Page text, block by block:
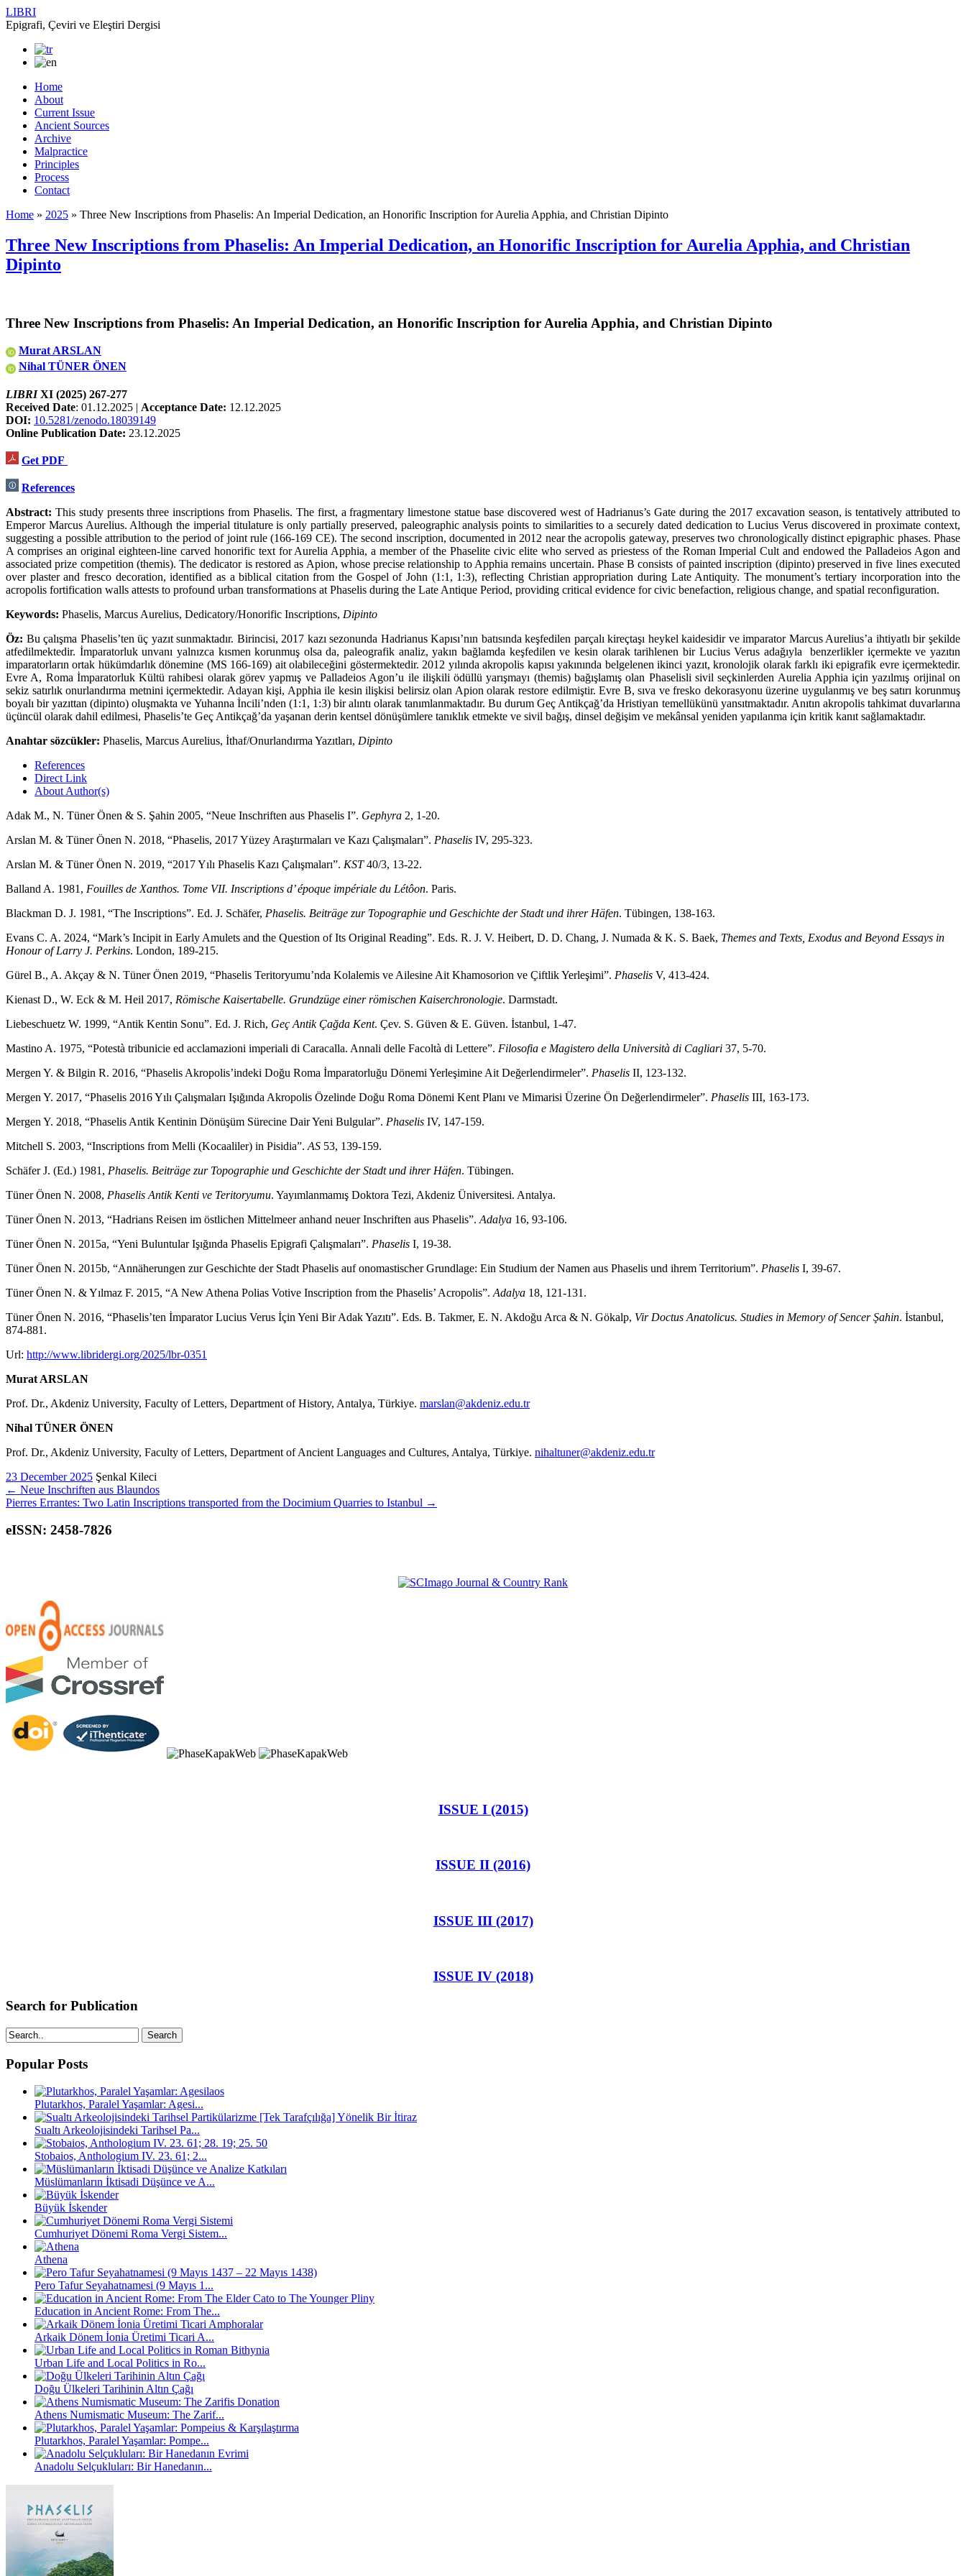
LIBRI
Epigrafi, Çeviri ve Eleştiri Dergisi
Home
About
Current Issue
Ancient Sources
Archive
Malpractice
Principles
Process
Contact
Home » 2025 » Three New Inscriptions from Phaselis: An Imperial Dedication, an Honorific Inscription for Aurelia Apphia, and Christian Dipinto
Three New Inscriptions from Phaselis: An Imperial Dedication, an Honorific Inscription for Aurelia Apphia, and Christian
Dipinto
Three New Inscriptions from Phaselis: An Imperial Dedication, an Honorific Inscription for Aurelia Apphia, and Christian Dipinto
Murat ARSLAN
Nihal TÜNER ÖNEN
LIBRIXI (2025) 267-277
Received Date: 01.12.2025 | Acceptance Date: 12.12.2025
DOI: 10.5281/zenodo.18039149
Online Publication Date: 23.12.2025
Get PDF
References
Abstract: This study presents three inscriptions from Phaselis. The first, a fragmentary limestone statue base discovered west of Hadrianus’s Gate during the 2017 excavation season, is tentatively attributed to
Emperor Marcus Aurelius. Although the imperial titulature is only partially preserved, paleographic analysis points to similarities to a securely dated dedication to Lucius Verus discovered in proximate context,
suggesting a possible attribution to the period of joint rule (166-169 CE). The second inscription, documented in 2012 near the acropolis gateway, preserves two chronologically distinct epigraphic phases. Phase
A comprises an original eighteen-line carved honorific text for Aurelia Apphia, a member of the Phaselite civic elite who served as priestess of the Roman Imperial Cult and endowed the Palladeios Agon and
associated prize competition (themis). The dedicator is restored as Apion, whose precise relation­ship to Apphia remains uncertain. Phase B consists of painted inscription (dipinto) preserved in five lines executed
over plaster and fresco decoration, identified as a biblical citation from the Gospel of John (1:1, 1:3), reflecting Christian appropriation during Late Antiquity. The monument’s tertiary incorporation into the
acropolis fortification walls attests to profound urban transformations at Phaselis during the Late Antique Period, providing critical evidence for civic benefaction, religious change, and spatial reconfiguration.
Keywords: Phaselis, Marcus Aurelius, Dedicatory/Honorific Inscriptions, Dipinto
Öz: Bu çalışma Phaselis’ten üç yazıt sunmaktadır. Birincisi, 2017 kazı sezonunda Hadrianus Kapısı’nın ba­tısında keşfedilen parçalı kireçtaşı heykel kaidesidir ve imparator Marcus Aurelius’a ihtiyatlı bir şekilde
atfe­dilmektedir. İmparatorluk unvanı yalnızca kısmen korunmuş olsa da, paleografik analiz, yakın bağlamda keşfedilen ve kesin olarak tarihlenen bir Lucius Verus adağıyla benzerlikler içermekte ve yazıtın
impara­torların ortak hükümdarlık dönemine (MS 166-169) ait olabileceğini göstermektedir. 2012 yılında akro­polis kapısı yakınında belgelenen ikinci yazıt, kronolojik olarak farklı iki epigrafik evre içermektedir.
Evre A, Roma İmparatorluk Kültü rahibesi olarak görev yapmış ve Palladeios Agon’u ile ilişkili ödüllü yarışmayı (themis) bağışlamış olan Phaselisli sivil seçkinlerden Aurelia Apphia için yazılmış orijinal on
sekiz satırlık onurlandırma metnini içermektedir. Adayan kişi, Apphia ile kesin ilişkisi belirsiz olan Apion olarak restore edilmiştir. Evre B, sıva ve fresko dekorasyonu üzerine uygulanmış ve beş satırı korunmuş
boyalı bir yazıttan (dipinto) oluşmakta ve Yuhanna İncili’nden (1:1, 1:3) bir alıntı olarak tanım­lanmaktadır. Bu durum Geç Antikçağ’da Hristiyan temellükünü yansıtmaktadır. Anıtın akropolis tahkimat duvarlarına
üçüncül olarak dahil edilmesi, Phaselis’te Geç Antikçağ’da yaşanan derin kentsel dö­nüşümlere tanıklık etmekte ve sivil bağış, dinsel değişim ve mekânsal yeniden yapılanma için kritik kanıt sağlamaktadır.
Anahtar sözcükler: Phaselis, Marcus Aurelius, İthaf/Onurlandırma Yazıtları, Dipinto
References
Direct Link
About Author(s)
Adak M., N. Tüner Önen & S. Şahin 2005, “Neue Inschriften aus Phaselis I”. Gephyra 2, 1-20.
Arslan M. & Tüner Önen N. 2018, “Phaselis, 2017 Yüzey Araştırmaları ve Kazı Çalışmaları”. Phaselis IV, 295-323.
Arslan M. & Tüner Önen N. 2019, “2017 Yılı Phaselis Kazı Çalışmaları”. KST40/3, 13-22.
Balland A. 1981, Fouilles de Xanthos. Tome VII. Inscriptions d’ époque impériale du Létôon. Paris.
Blackman D. J. 1981, “The Inscriptions”. Ed. J. Schäfer, Phaselis. Beiträge zur Topographie und Geschichte der Stadt und ihrer Häfen. Tübingen, 138-163.
Evans C. A. 2024, “Mark’s Incipit in Early Amulets and the Question of Its Original Reading”. Eds. R. J. V. Heibert, D. D. Chang, J. Numada & K. S. Baek, Themes and Texts, Exodus and Beyond Essays in
Honour of Larry J. Perkins. London, 189-215.
Gürel B., A. Akçay & N. Tüner Önen 2019, “Phaselis Teritoryumu’nda Kolalemis ve Ailesine Ait Khamosorion ve Çiftlik Yerleşimi”. Phaselis V, 413-424.
Kienast D., W. Eck & M. Heil 2017, Römische Kaisertabelle. Grundzüge einer römischen Kaiserchronologie. Darmstadt.
Liebeschuetz W. 1999, “Antik Kentin Sonu”. Ed. J. Rich, Geç Antik Çağda Kent. Çev. S. Güven & E. Güven. İstanbul, 1-47.
Mastino A. 1975, “Potestà tribunicie ed acclamazioni imperiali di Caracalla. Annali delle Facoltà di Lettere”. Filosofia e Magistero della Università di Cagliari 37, 5-70.
Mergen Y. & Bilgin R. 2016, “Phaselis Akropolis’indeki Doğu Roma İmparatorluğu Dönemi Yerleşimine Ait Değerlendirmeler”. Phaselis II, 123-132.
Mergen Y. 2017, “Phaselis 2016 Yılı Çalışmaları Işığında Akropolis Özelinde Doğu Roma Dönemi Kent Planı ve Mimarisi Üzerine Ön Değerlendirmeler”. Phaselis III, 163-173.
Mergen Y. 2018, “Phaselis Antik Kentinin Dönüşüm Sürecine Dair Yeni Bulgular”. Phaselis IV, 147-159.
Mitchell S. 2003, “Inscriptions from Melli (Kocaaliler) in Pisidia”. AS 53, 139-159.
Schäfer J. (Ed.) 1981, Phaselis. Beiträge zur Topographie und Geschichte der Stadt und ihrer Häfen. Tübingen.
Tüner Önen N. 2008, Phaselis Antik Kenti ve Teritoryumu. Yayımlanmamış Doktora Tezi, Akdeniz Üniversitesi. Antalya.
Tüner Önen N. 2013, “Hadrians Reisen im östlichen Mittelmeer anhand neuer Inschriften aus Phaselis”. Adalya 16, 93-106.
Tüner Önen N. 2015a, “Yeni Buluntular Işığında Phaselis Epigrafi Çalışmaları”. Phaselis I, 19-38.
Tüner Önen N. 2015b, “Annäherungen zur Geschichte der Stadt Phaselis auf onomastischer Grundlage: Ein Studium der Namen aus Phaselis und ihrem Territorium”. Phaselis I, 39-67.
Tüner Önen N. & Yılmaz F. 2015, “A New Athena Polias Votive Inscription from the Phaselis’ Acropolis”. Adalya 18, 121-131.
Tüner Önen N. 2016, “Phaselis’ten İmparator Lucius Verus İçin Yeni Bir Adak Yazıtı”. Eds. B. Takmer, E. N. Akdoğu Arca & N. Gökalp, Vir Doctus Anatolicus. Studies in Memory of Sencer Şahin. İstanbul,
874-881.
Url: http://www.libridergi.org/2025/lbr-0351
Murat ARSLAN
Prof. Dr., Akdeniz University, Faculty of Letters, Department of History, Antalya, Türkiye. marslan@akdeniz.edu.tr
Nihal TÜNER ÖNEN
Prof. Dr., Akdeniz University, Faculty of Letters, Department of Ancient Languages and Cultures, Antalya, Türkiye. nihaltuner@akdeniz.edu.tr
23 December 2025 Şenkal Kileci
← Neue Inschriften aus Blaundos
Pierres Errantes: Two Latin Inscriptions transported from the Docimium Quarries to Istanbul →
eISSN: 2458-7826
ISSUE I (2015)
ISSUE II (2016)
ISSUE III (2017)
ISSUE IV (2018)
Search for Publication
Search
Popular Posts
Plutarkhos, Paralel Yaşamlar: Agesi...
Sualtı Arkeolojisindeki Tarihsel Pa...
Stobaios, Anthologium IV. 23. 61; 2...
Müslümanların İktisadi Düşünce ve A...
Büyük İskender
Cumhuriyet Dönemi Roma Vergi Sistem...
Athena
Pero Tafur Seyahatnamesi (9 Mayıs 1...
Education in Ancient Rome: From The...
Arkaik Dönem İonia Üretimi Ticari A...
Urban Life and Local Politics in Ro...
Doğu Ülkeleri Tarihinin Altın Çağı
Athens Numismatic Museum: The Zarif...
Plutarkhos, Paralel Yaşamlar: Pompe...
Anadolu Selçukluları: Bir Hanedanın...